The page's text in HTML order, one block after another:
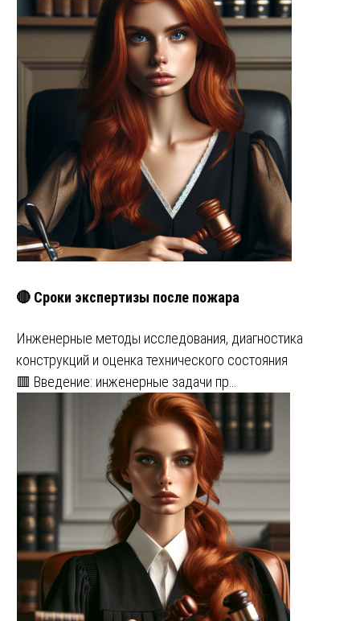
🔴 Сроки экспертизы после пожара
Инженерные методы исследования, диагностика
конструкций и оценка технического состояния
🟥 Введение: инженерные задачи пр…